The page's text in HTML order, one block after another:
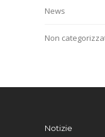
News
Non
Notizie